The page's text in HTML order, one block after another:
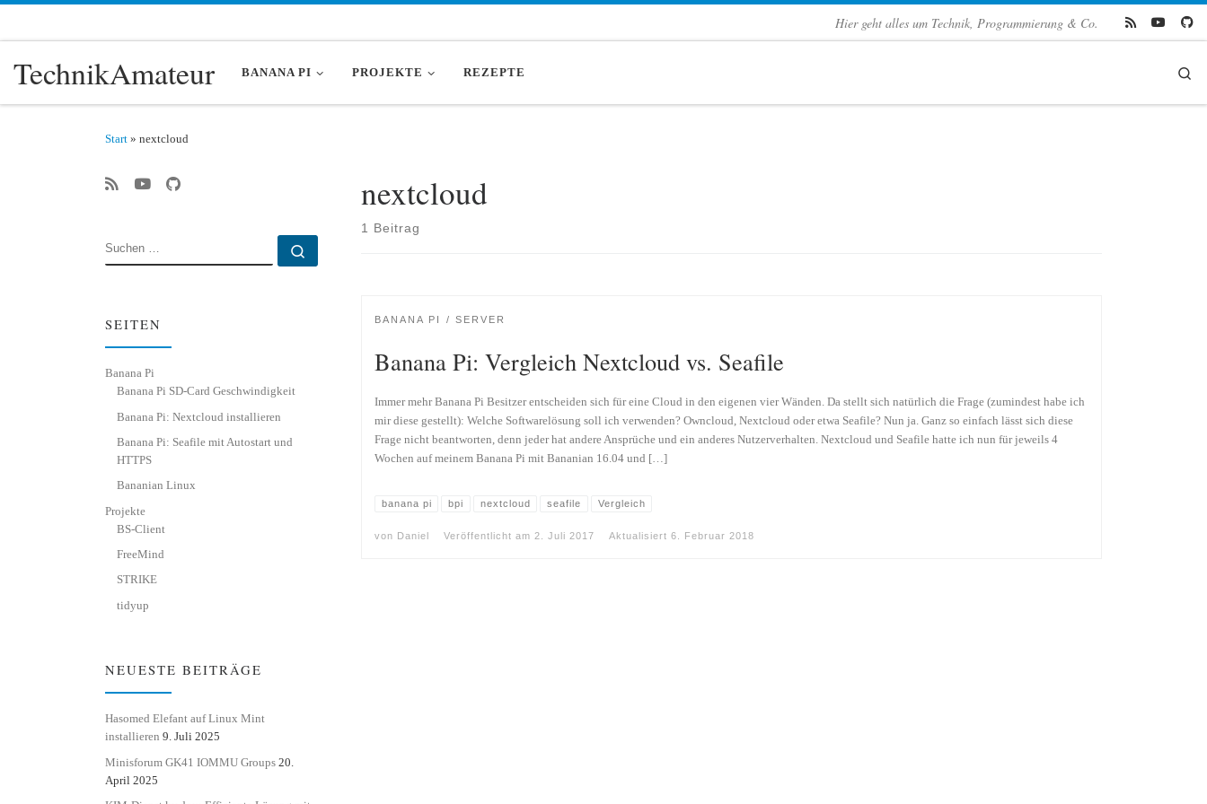
Hier geht alles um Technik, Programmierung & Co.
TechnikAmateur BANANA PI PROJEKTE REZEPTE
Start » nextcloud
nextcloud
1 Beitrag
BANANA PI SERVER
Banana Pi: Vergleich Nextcloud vs. Seafile
Immer mehr Banana Pi Besitzer entscheiden sich für eine Cloud in den eigenen vier Wänden. Da stellt sich natürlich die Frage (zumindest habe ich
mir diese gestellt): Welche Softwarelösung soll ich verwenden? Owncloud, Nextcloud oder etwa Seafile? Nun ja. Ganz so einfach lässt sich diese
Frage nicht beantworten, denn jeder hat andere Ansprüche und ein anderes Nutzerverhalten. Nextcloud und Seafile hatte ich nun für jeweils 4
Wochen auf meinem Banana Pi mit Bananian 16.04 und […]
banana pi bpi nextcloud seafile Vergleich
von Daniel Veröffentlicht am 2. Juli 2017 Aktualisiert 6. Februar 2018
SUCHE
SEITEN
Banana Pi
Banana Pi SD-Card Geschwindigkeit
Banana Pi: Nextcloud installieren
Banana Pi: Seafile mit Autostart und
HTTPS
Bananian Linux
Projekte
BS-Client
FreeMind
STRIKE
tidyup
NEUESTE BEITRÄGE
Hasomed Elefant auf Linux Mint
installieren 9. Juli 2025
Minisforum GK41 IOMMU Groups 20.
April 2025